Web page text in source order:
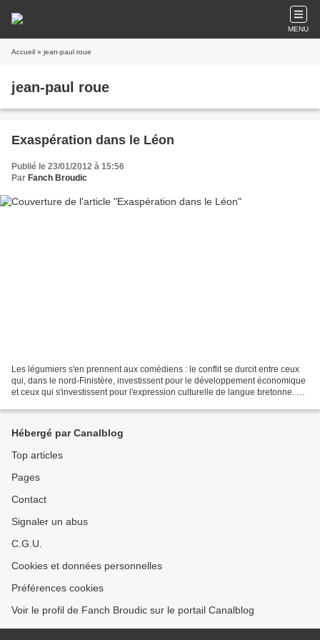
MENU
Accueil » jean-paul roue
jean-paul roue
Exaspération dans le Léon
Publié le 23/01/2012 à 15:56
Par Fanch Broudic
Les légumiers s'en prennent aux comédiens : le conflit se durcit entre ceux
qui, dans le nord-Finistère, investissent pour le développement économique
et ceux qui s'investissent pour l'expression culturelle de langue bretonne. La
Hébergé par Canalblog
Top articles
Pages
Contact
Signaler un abus
C.G.U.
Cookies et données personnelles
Préférences cookies
Voir le profil de Fanch Broudic sur le portail Canalblog